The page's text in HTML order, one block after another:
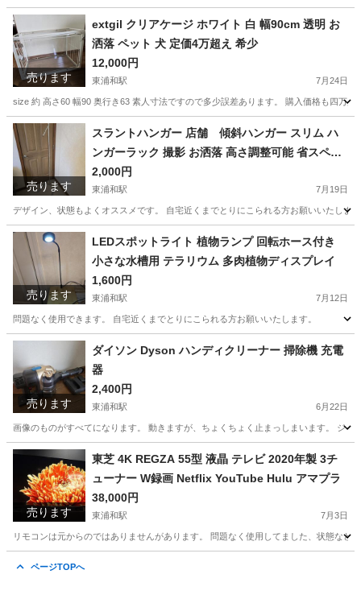
埼玉 さいたま市 東浦和駅 テレビ Hisense
売ります
extgil クリアケージ ホワイト 白 幅90cm 透明 お
洒落 ペット 犬 定価4万超え 希少
12,000円
東浦和駅 7月24日
size 約 高さ60 幅90 奥行き63 素人寸法ですので多少誤差あります。 購入価格も四万
埼玉 さいたま市 東浦和駅 その他 ケージ
売ります
スラントハンガー 店舗 傾斜ハンガー スリム ハ
ンガーラック 撮影 お洒落 高さ調整可能 省スペー
ス 収納 衣類 洋服
2,000円
東浦和駅 7月19日
デザイン、状態もよくオススメです。 自宅近くまでとりにこられる方お願いいたし
埼玉 さいたま市 東浦和駅 収納家具
売ります
LEDスポットライト 植物ランプ 回転ホース付き
小さな水槽用 テラリウム 多肉植物ディスプレイ
1,600円
東浦和駅 7月12日
問題なく使用できます。 自宅近くまでとりにこられる方お願いいたします。
埼玉 さいたま市
売ります
ダイソン Dyson ハンディクリーナー 掃除機 充電
器
2,400円
東浦和駅 6月22日
画像のものがすべてになります。 動きますが、ちょくちょく止まっしまいます。 ジ
埼玉 さいたま市 生活家電 ダイソン
売ります
東芝 4K REGZA 55型 液晶 テレビ 2020年製 3チ
ューナー W録画 Netflix YouTube Hulu アマプラ
38,000円
東浦和駅 7月3日
リモコンは元からのではありませんがあります。 問題なく使用してました、状態な
ページTOPへ